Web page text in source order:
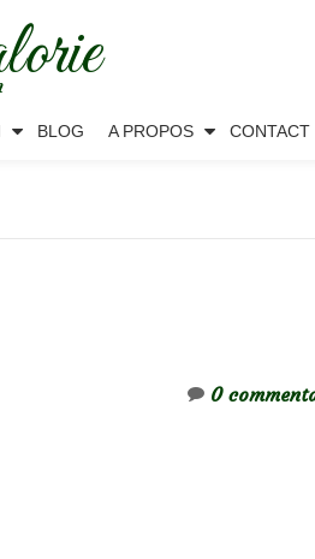
BLOG A PROPOS CONTACT
0